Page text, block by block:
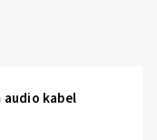
audio kabel